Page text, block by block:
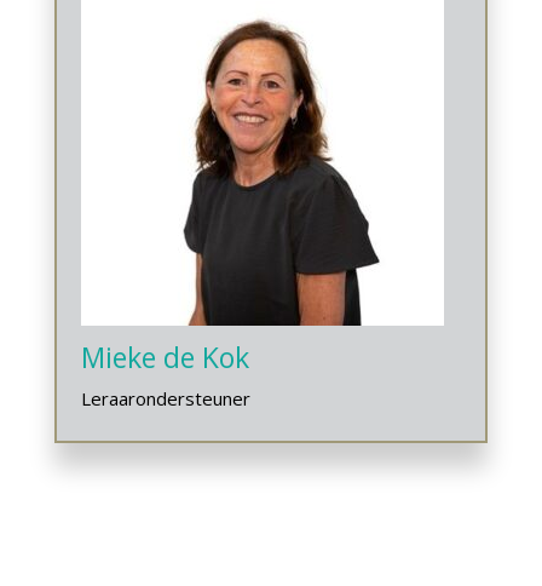
Mieke de Kok
Leraarondersteuner